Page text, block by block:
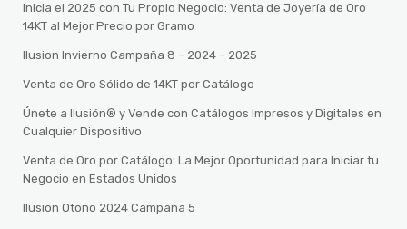
Inicia el 2025 con Tu Propio Negocio: Venta de Joyería de Oro
14KT al Mejor Precio por Gramo
Ilusion Invierno Campaña 8 – 2024 – 2025
Venta de Oro Sólido de 14KT por Catálogo
Únete a Ilusión® y Vende con Catálogos Impresos y Digitales en
Cualquier Dispositivo
Venta de Oro por Catálogo: La Mejor Oportunidad para Iniciar tu
Negocio en Estados Unidos
Ilusion Otoño 2024 Campaña 5